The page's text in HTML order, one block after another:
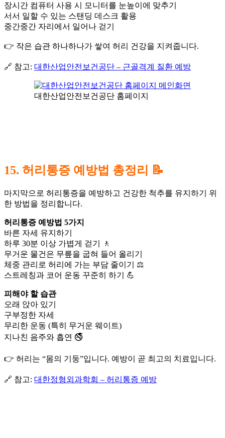
장시간 컴퓨터 사용 시 모니터를 눈높이에 맞추기
서서 일할 수 있는 스탠딩 데스크 활용
중간중간 자리에서 일어나 걷기
👉 작은 습관 하나하나가 쌓여 허리 건강을 지켜줍니다.
🔗 참고: 대한산업안전보건공단 – 근골격계 질환 예방
대한산업안전보건공단 홈페이지
15. 허리통증 예방법 총정리 📝
마지막으로 허리통증을 예방하고 건강한 척추를 유지하기 위
한 방법을 정리합니다.
허리통증 예방법 5가지
바른 자세 유지하기
하루 30분 이상 가볍게 걷기 🚶
무거운 물건은 무릎을 굽혀 들어 올리기
체중 관리로 허리에 가는 부담 줄이기 ⚖️
스트레칭과 코어 운동 꾸준히 하기 💪
피해야 할 습관
오래 앉아 있기
구부정한 자세
무리한 운동 (특히 무거운 웨이트)
지나친 음주와 흡연 🚭
👉 허리는 “몸의 기둥”입니다. 예방이 곧 최고의 치료입니다.
🔗 참고: 대한정형외과학회 – 허리통증 예방